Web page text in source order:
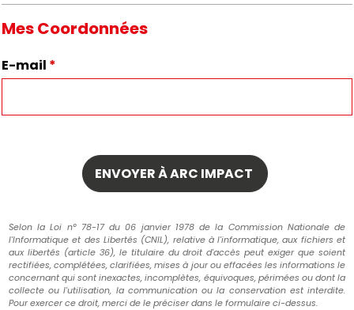
Mes Coordonnées
E-mail *
Selon la Loi n° 78-17 du 06 janvier 1978 de la Commission Nationale de
l'Informatique et des Libertés (CNIL), relative à l'informatique, aux fichiers et
aux libertés (article 36), le titulaire du droit d'accès peut exiger que soient
rectifiées, complétées, clarifiées, mises à jour ou effacées les informations le
concernant qui sont inexactes, incomplètes, équivoques, périmées ou dont la
collecte ou l'utilisation, la communication ou la conservation est interdite.
Pour exercer ce droit, merci de le préciser dans le formulaire ci-dessus.